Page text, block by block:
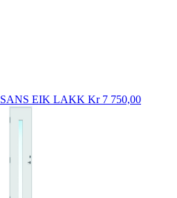
SANS EIK LAKK Kr 7 750,00